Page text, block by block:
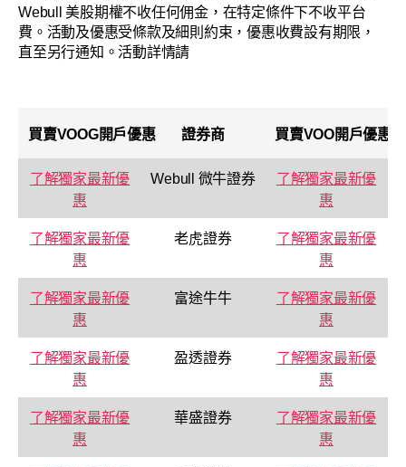
Webull 美股期權不收任何佣金，在特定條件下不收平台
費。活動及優惠受條款及細則約束，優惠收費設有期限，
直至另行通知。活動詳情請
買賣VOOG開戶優惠 證券商 買賣VOO開戶優惠
了解獨家最新優
惠
Webull 微牛證券
了解獨家最新優
惠
了解獨家最新優
惠
老虎證券
了解獨家最新優
惠
了解獨家最新優
惠
富途牛牛
了解獨家最新優
惠
了解獨家最新優
惠
盈透證券
了解獨家最新優
惠
了解獨家最新優
惠
華盛證券
了解獨家最新優
惠